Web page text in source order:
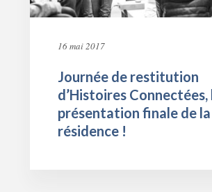
16 mai 2017
Journée de restitution
d’Histoires Connectées,
présentation finale de la
résidence !